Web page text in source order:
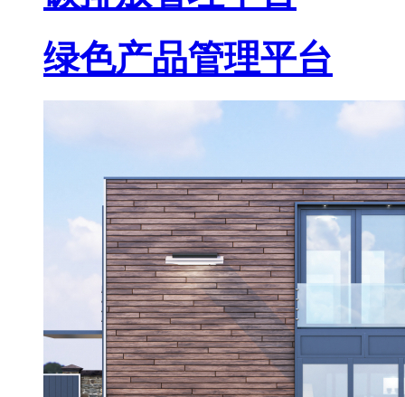
绿色产品管理平台